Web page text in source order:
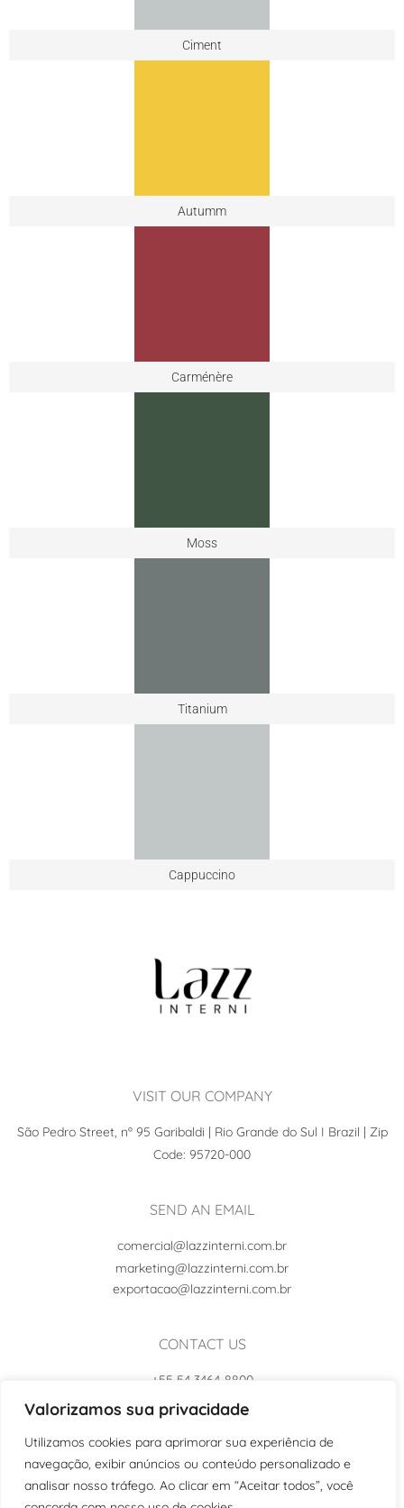
Valorizamos sua privacidade
Utilizamos cookies para aprimorar sua experiência de
navegação, exibir anúncios ou conteúdo personalizado e
analisar nosso tráfego. Ao clicar em “Aceitar todos”, você
Ciment
Autumm
Carménère
Moss
Titanium
Cappuccino
VISIT OUR COMPANY
São Pedro Street, nº 95 Garibaldi | Rio Grande do Sul I Brazil | Zip
Code: 95720-000
SEND AN EMAIL
comercial@lazzinterni.com.br
marketing@lazzinterni.com.br
exportacao@lazzinterni.com.br
CONTACT US
+55 54 3464-8800
+55 54 99102-8242